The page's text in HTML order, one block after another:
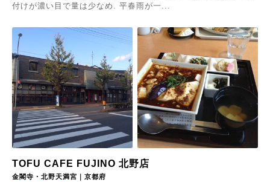
付けが濃い目で量は少なめ. 平春雨が一...
TOFU CAFE FUJINO 北野店
金閣寺・北野天満宮｜京都府